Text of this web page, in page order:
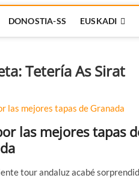
DONOSTIA-SS EUSKADI
Tetería As Sirat
las mejores tapas
tour andaluz acabé